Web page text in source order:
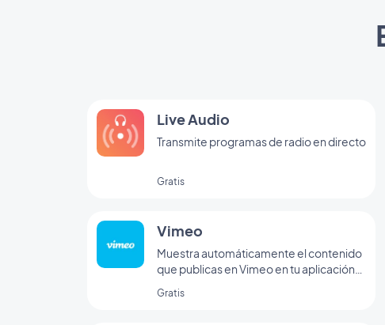
Live Audio
Transmite programas de radio en directo
Gratis
Vimeo
Muestra automáticamente el contenido
que publicas en Vimeo en tu aplicación
Vimeo, para la sincronización en tiempo
Gratis